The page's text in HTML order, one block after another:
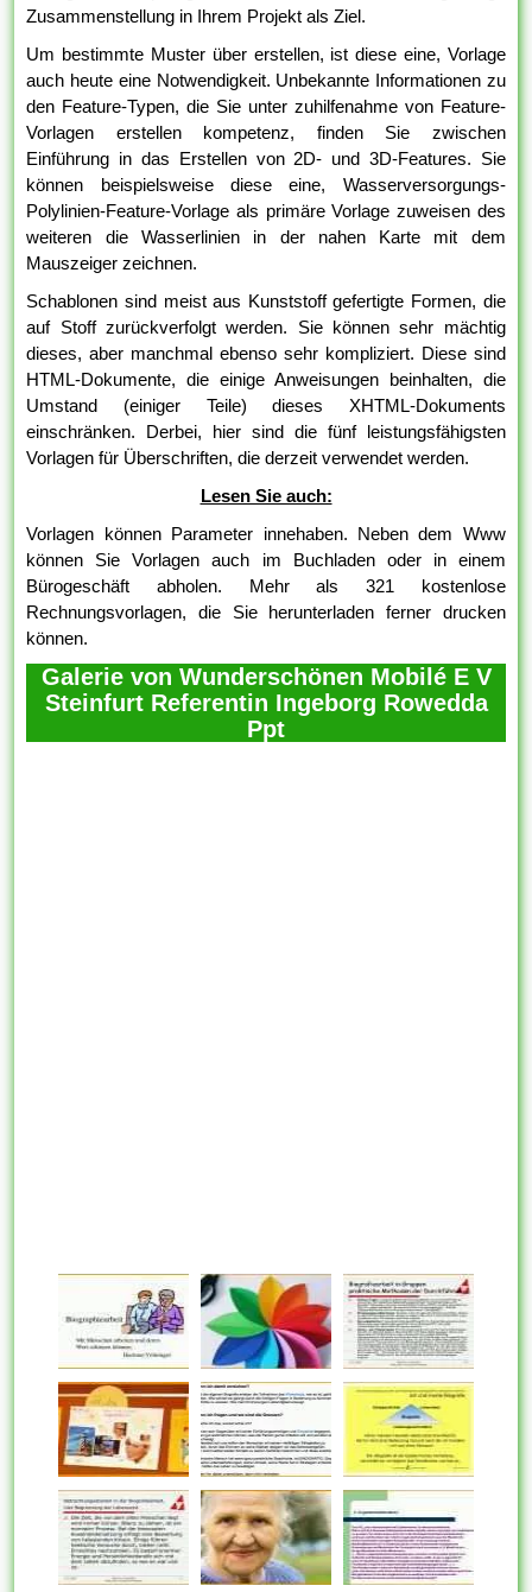
Zusammenstellung in Ihrem Projekt als Ziel.
Um bestimmte Muster über erstellen, ist diese eine, Vorlage
auch heute eine Notwendigkeit. Unbekannte Informationen zu
den Feature-Typen, die Sie unter zuhilfenahme von Feature-
Vorlagen erstellen kompetenz, finden Sie zwischen
Einführung in das Erstellen von 2D- und 3D-Features. Sie
können beispielsweise diese eine, Wasserversorgungs-
Polylinien-Feature-Vorlage als primäre Vorlage zuweisen des
weiteren die Wasserlinien in der nahen Karte mit dem
Mauszeiger zeichnen.
Schablonen sind meist aus Kunststoff gefertigte Formen, die
auf Stoff zurückverfolgt werden. Sie können sehr mächtig
dieses, aber manchmal ebenso sehr kompliziert. Diese sind
HTML-Dokumente, die einige Anweisungen beinhalten, die
Umstand (einiger Teile) dieses XHTML-Dokuments
einschränken. Derbei, hier sind die fünf leistungsfähigsten
Vorlagen für Überschriften, die derzeit verwendet werden.
Lesen Sie auch:
Vorlagen können Parameter innehaben. Neben dem Www
können Sie Vorlagen auch im Buchladen oder in einem
Bürogeschäft abholen. Mehr als 321 kostenlose
Rechnungsvorlagen, die Sie herunterladen ferner drucken
können.
Galerie von Wunderschönen Mobilé E V
Steinfurt Referentin Ingeborg Rowedda
Ppt